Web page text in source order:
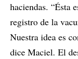
haciendas. “Ésta
registro de la
Nuestra idea es
dice Maciel. El